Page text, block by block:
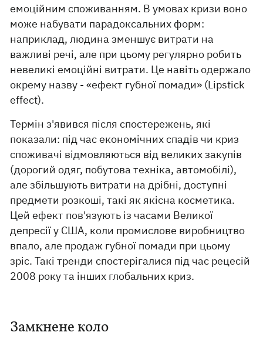
емоційним споживанням. В умовах кризи воно
може набувати парадоксальних форм:
наприклад, людина зменшує витрати на
важливі речі, але при цьому регулярно робить
невеликі емоційні витрати. Це навіть одержало
окрему назву - «ефект губної помади» (Lipstick
effect).
Термін з'явився після спостережень, які
показали: під час економічних спадів чи криз
споживачі відмовляються від великих закупів
(дорогий одяг, побутова техніка, автомобілі),
але збільшують витрати на дрібні, доступні
предмети розкоші, такі як якісна косметика.
Цей ефект пов'язують із часами Великої
депресії у США, коли промислове виробництво
впало, але продаж губної помади при цьому
зріс. Такі тренди спостерігалися під час рецесій
2008 року та інших глобальних криз.
Замкнене коло